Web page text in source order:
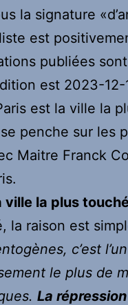
la signature
est
publiées
est 2023-
est la ville la
penche sur les
Maitre Franck
ville la plus
la raison est
c’est
le plus de
La